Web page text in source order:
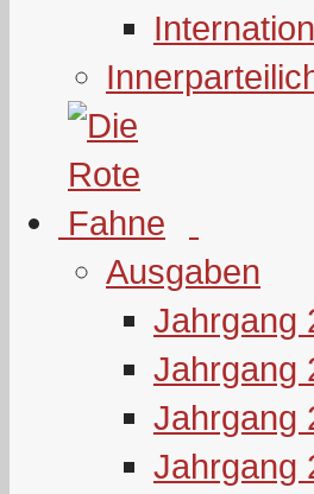
Ausgaben
Jahrgang
Jahrgang
Jahrgang
Jahrgang